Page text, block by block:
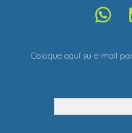
Coloque aquí su e-mail